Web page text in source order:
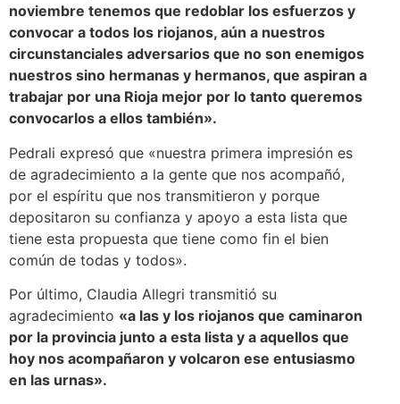
noviembre tenemos que redoblar los esfuerzos y
convocar a todos los riojanos, aún a nuestros
circunstanciales adversarios que no son enemigos
nuestros sino hermanas y hermanos, que aspiran a
trabajar por una Rioja mejor por lo tanto queremos
convocarlos a ellos también».
Pedrali expresó que «nuestra primera impresión es
de agradecimiento a la gente que nos acompañó,
por el espíritu que nos transmitieron y porque
depositaron su confianza y apoyo a esta lista que
tiene esta propuesta que tiene como fin el bien
común de todas y todos».
Por último, Claudia Allegri transmitió su
agradecimiento «a las y los riojanos que caminaron
por la provincia junto a esta lista y a aquellos que
hoy nos acompañaron y volcaron ese entusiasmo
en las urnas».